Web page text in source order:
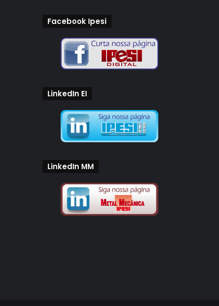
Facebook Ipesi
LinkedIn EI
LinkedIn MM